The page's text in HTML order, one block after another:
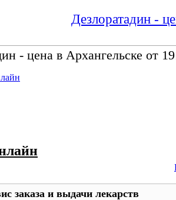
Дезлоратадин -
- цена в Архангельске от
заказа и выдачи лекарств